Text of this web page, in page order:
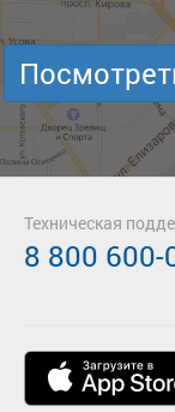
Техническая
8 800 600-